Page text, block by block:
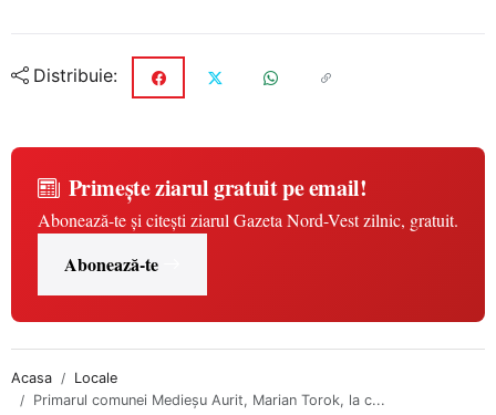
Distribuie:
Primește ziarul gratuit pe email!
Abonează-te și citești ziarul Gazeta Nord-Vest zilnic, gratuit.
Abonează-te
Acasa
Locale
Primarul comunei Medieșu Aurit, Marian Torok, la c...